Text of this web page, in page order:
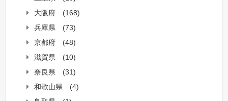
大阪府
(168)
兵庫県
(73)
京都府
(48)
滋賀県
(10)
奈良県
(31)
和歌山県
(4)